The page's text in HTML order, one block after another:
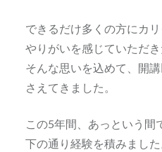
できるだけ多くの方にカ
やりがいを感じていただき
そんな思いを込めて、開
さえてきました。
この5年間、あっという間
下の通り経験を積みました